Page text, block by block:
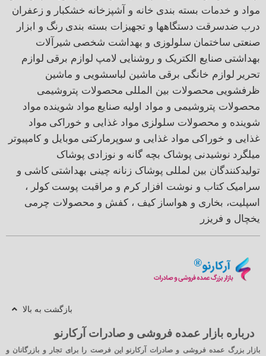
مواد و خدمات بسته بندی خانه و آشپزخانه خشکبار و زعفران
درب ضدسرقت دستگاهها و تجهیزات بسته بندی رنگ و ابزار
صنعتی ساختمان سلولوزی و بهداشت شخصی شیرآلات
بهداشتی صنایع الکتریک و روشنایی لامپ لوازم برقی لوازم
تحریر لوازم خانگی برقی ماشین لباسشویی و ماشین
ظرفشویی محصولات بین المللی محصولات پتروشیمی
محصولات پتروشیمی و مواد اولیه صنایع مواد شوینده مواد
شوینده و محصولات سلولزی مواد غذایی و خوراکی مواد
غذایی و خوراکی مواد غذایی و سوپرمارکتی موبایل و کامپیوتر
میلگرد نوشیدنی پوشاک بچه گانه و نوزادی پوشاک
تولیدکنندگان بین لمللی پوشاک زنانه چینی بهداشتی کاشی و
سرامیک کتاب و نوشت افزار کرم و مراقبت پوست کولر ،
اسپلیت، بخاری و هواساز کیف ، کفش و محصولات چرمی
یخچال و فریزر
بازگشت به بالا
درباره بازار عمده فروشی و صادرات آرکارنو
بازار بزرگ عمده فروشی و صادرات آرکارنو این فرصت را برای تجار و بازرگانان و